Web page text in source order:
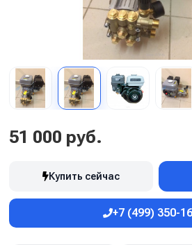
51 000 руб.
Купить сейчас
+7 (499) 350-